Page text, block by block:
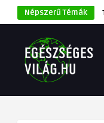
Népszerű Témák